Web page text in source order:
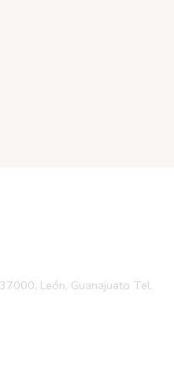
León, Guanajuato Tel.